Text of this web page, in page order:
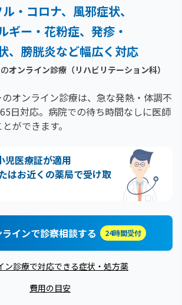
・コロナ、風邪症状、
ギー・花粉症、 発疹・
、膀胱炎など幅広く対応
オンライン診療（リハビリテーション科）
オンライン診療は、急な発熱・体調不
日対応。 病院での待ち時間なしに医師
ができます。
児医療証が適用
はお近くの薬局で受け取
インで診察相談する 24時間受付
ン診療で対応できる症状・処方薬
費用の目安